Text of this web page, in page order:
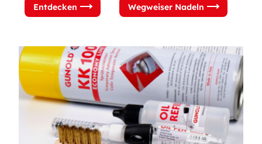
Entdecken Wegweiser Nadeln